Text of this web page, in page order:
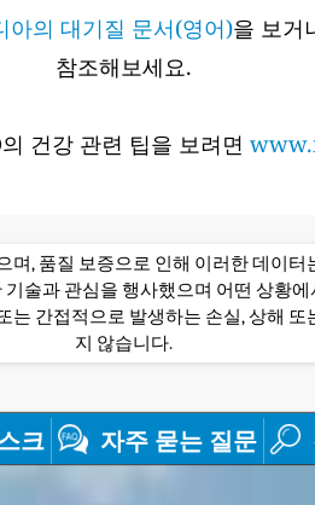
아의 대기질 문서(영어)을 보거
참조해보세요.
건강 관련 팁을 보려면
며, 품질 보증으로 인해 이러한 데이
술과 관심을 행사했으며 어떤 상황에
간접적으로 발생하는 손실, 상해
지 않습니다.
크 자주 묻는 질문